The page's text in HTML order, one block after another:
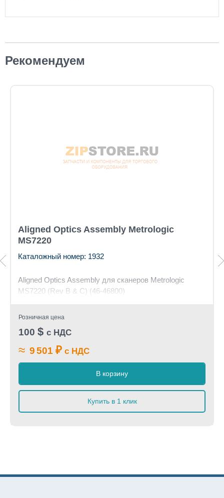
Рекомендуем
Aligned Optics Assembly Metrologic
MS7220
Каталожный номер: 1932
Aligned Optics Assembly для сканеров Metrologic
MS7220 (Rev B & C) (46-46800)
Розничная цена
100 $ с НДС
≈ 9 501 ₽ с НДС
В корзину
Купить в 1 клик